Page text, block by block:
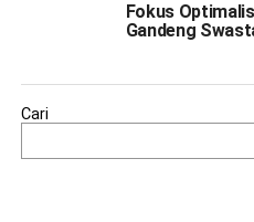
Fokus
Gandeng
Cari